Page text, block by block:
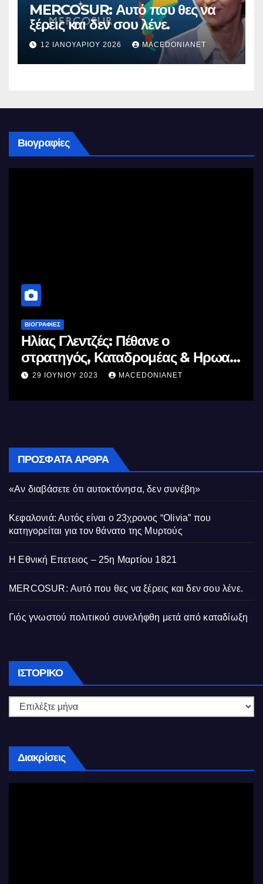
MERCOSUR: Αυτό που θες να
ξέρεις και δεν σου λένε.
12 ΙΑΝΟΥΑΡΊΟΥ 2026 MACEDONIANET
Βιογραφίες
ΒΙΟΓΡΑΦΊΕΣ
Μέγας Αλέξανδρος: Ο μέγιστος των
Ελλήνων
11 ΙΟΥΝΊΟΥ 2023 MACEDONIANET
ΠΡΌΣΦΑΤΑ ΆΡΘΡΑ
«Αν διαβάσετε ότι αυτοκτόνησα, δεν συνέβη»
Κεφαλονιά: Αυτός είναι ο 23χρονος “Olivia” που
κατηγορείται για τον θάνατο της Μυρτούς
Η Εθνική Επετειος – 25η Μαρτίου 1821
MERCOSUR: Αυτό που θες να ξέρεις και δεν σου λένε.
Γιός γνωστού πολιτικού συνελήφθη μετά από καταδίωξη
ΙΣΤΟΡΙΚΌ Ιστορικό
Διακρίσεις